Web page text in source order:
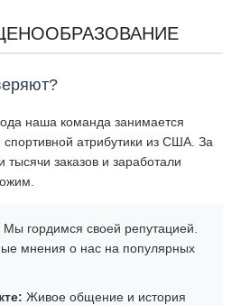
наша команда занимается
спортивной атрибутики из США. За
заказов и заработали
Мы гордимся своей репутацией.
мнения о нас на популярных
Живое общение и история